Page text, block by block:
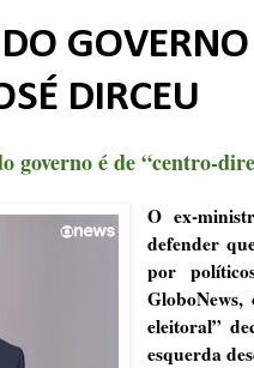
DIRCEU
governo é de “centro-
O ex-
defender
por
eleitoral”
esquerda